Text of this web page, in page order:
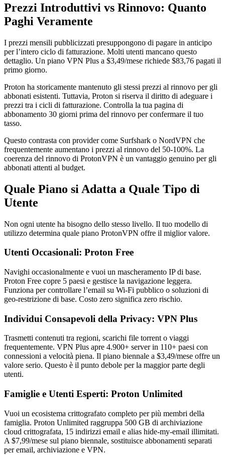
Prezzi Introduttivi vs Rinnovo: Quanto
Paghi Veramente
I prezzi mensili pubblicizzati presuppongono di pagare in anticipo
per l’intero ciclo di fatturazione. Molti utenti mancano questo
dettaglio. Un piano VPN Plus a $3,49/mese richiede $83,76 pagati il
primo giorno.
Proton ha storicamente mantenuto gli stessi prezzi al rinnovo per gli
abbonati esistenti. Tuttavia, Proton si riserva il diritto di adeguare i
prezzi tra i cicli di fatturazione. Controlla la tua pagina di
abbonamento 30 giorni prima del rinnovo per confermare il tuo
tasso.
Questo contrasta con provider come Surfshark o NordVPN che
frequentemente aumentano i prezzi al rinnovo del 50-100%. La
coerenza del rinnovo di ProtonVPN è un vantaggio genuino per gli
abbonati attenti al budget.
Quale Piano si Adatta a Quale Tipo di
Utente
Non ogni utente ha bisogno dello stesso livello. Il tuo modello di
utilizzo determina quale piano ProtonVPN offre il miglior valore.
Utenti Occasionali: Proton Free
Navighi occasionalmente e vuoi un mascheramento IP di base.
Proton Free copre 5 paesi e gestisce la navigazione leggera.
Funziona per controllare l’email su Wi-Fi pubblico o soluzioni di
geo-restrizione di base. Costo zero significa zero rischio.
Individui Consapevoli della Privacy: VPN Plus
Trasmetti contenuti tra regioni, scarichi file torrent o viaggi
frequentemente. VPN Plus apre 4.900+ server in 110+ paesi con
connessioni a velocità piena. Il piano biennale a $3,49/mese offre un
valore serio. Questo è il punto debole per la maggior parte degli
utenti.
Famiglie e Utenti Esperti: Proton Unlimited
Vuoi un ecosistema crittografato completo per più membri della
famiglia. Proton Unlimited raggruppa 500 GB di archiviazione
cloud crittografata, 15 indirizzi email e alias hide-my-email illimitati.
A $7,99/mese sul piano biennale, sostituisce abbonamenti separati
per email, archiviazione e VPN.